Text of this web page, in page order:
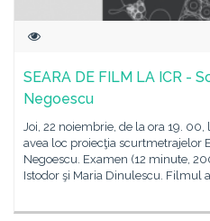
SEARA DE FILM LA ICR -
Negoescu
Joi, 22 noiembrie, de la ora 19.
avea loc proiecţia scurtmetrajelor
Negoescu. Examen (12 minute,
Istodor şi Maria Dinulescu. Filmul